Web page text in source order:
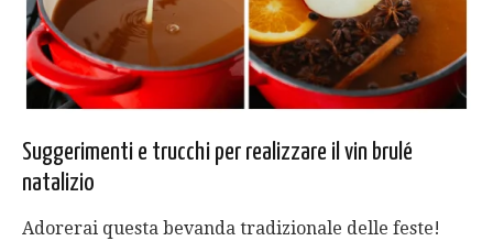
Suggerimenti e trucchi per realizzare il vin brulé
natalizio
Adorerai questa bevanda tradizionale delle feste!